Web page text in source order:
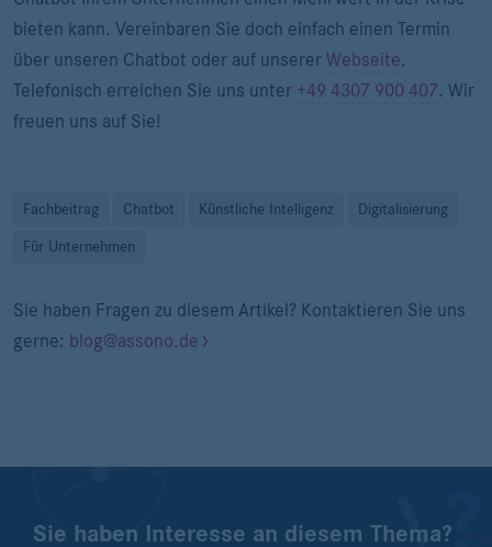
bieten kann. Vereinbaren Sie doch einfach einen Termin
über unseren Chatbot oder auf unserer Webseite.
Telefonisch erreichen Sie uns unter +49 4307 900 407. Wir
freuen uns auf Sie!
Fachbeitrag Chatbot Künstliche Intelligenz Digitalisierung
Für Unternehmen
Sie haben Fragen zu diesem Artikel? Kontaktieren Sie uns
gerne: blog@assono.de
Sie haben Interesse an diesem Thema?